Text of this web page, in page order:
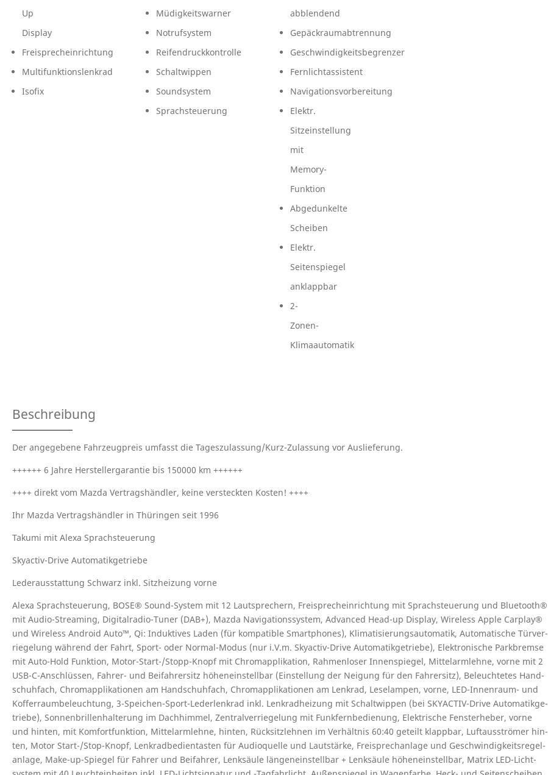
Up
Display
Freisprecheinrichtung
Multifunktionslenkrad
Isofix
Müdigkeitswarner
Notrufsystem
Reifendruckkontrolle
Schaltwippen
Soundsystem
Sprachsteuerung
abblendend
Gepäckraumabtrennung
Geschwindigkeitsbegrenzer
Fernlichtassistent
Navigationsvorbereitung
Elektr.
Sitzeinstellung
mit
Memory-
Funktion
Abgedunkelte
Scheiben
Elektr.
Seitenspiegel
anklappbar
2-
Zonen-
Klimaautomatik
Beschreibung
Der angegebene Fahrzeugpreis umfasst die Tageszulassung/Kurz-Zulassung vor Auslieferung.
++++++ 6 Jahre Herstellergarantie bis 150000 km ++++++
++++ direkt vom Mazda Vertragshändler, keine versteckten Kosten! ++++
Ihr Mazda Vertragshändler in Thüringen seit 1996
Takumi mit Alexa Sprachsteuerung
Skyactiv-Drive Automatikgetriebe
Lederausstattung Schwarz inkl. Sitzheizung vorne
Ale­xa Sprach­steue­rung, BOSE® Sound-Sys­tem mit 12 Laut­spre­chern, Frei­sprech­ein­rich­tung mit Sprach­steue­rung und Blue­tooth®
mit Au­dio-Strea­ming, Di­gi­tal­ra­dio-Tu­ner (DAB+), Mazda Na­vi­ga­ti­ons­sys­tem, Ad­van­ced Head-up Dis­play, Wireless Ap­ple Car­play®
und Wireless An­dro­id Auto™, Qi: In­duk­ti­ves La­den (für kom­pa­ti­ble Smart­pho­nes), Kli­ma­ti­sie­rungs­au­to­ma­tik, Au­to­ma­ti­sche Tür­ver­
rie­ge­lung wäh­rend der Fahrt, Sport- oder Nor­mal-Mo­dus (nur i.V.m. Sk­yac­tiv-Dri­ve Au­to­ma­tik­ge­trie­be), Elek­tro­ni­sche Park­brem­se
mit Auto-Hold Funk­ti­on, Mo­tor-Start-/Stopp-Knopf mit Chrom­ap­pli­ka­ti­on, Rah­men­lo­ser In­nen­spie­gel, Mit­tel­arm­leh­ne, vor­ne mit 2
USB-C-An­schlüs­sen, Fah­rer- und Bei­fah­rer­sitz hö­hen­ein­stell­bar (Ein­stel­lung der Nei­gung für den Fah­rer­sitz), Be­leuch­te­tes Hand­
schuh­fach, Chrom­ap­pli­ka­tio­nen am Hand­schuh­fach, Chrom­ap­pli­ka­tio­nen am Lenk­rad, Le­se­lam­pen, vor­ne, LED-In­nen­raum- und
Kof­fer­raum­be­leuch­tung, 3-Spei­chen-Sport-Le­der­lenk­rad inkl. Lenk­rad­hei­zung mit Schalt­wip­pen (bei SK­YAC­TIV-Dri­ve Au­to­ma­tik­ge­
trie­be), Son­nen­bril­len­hal­te­rung im Dach­him­mel, Zen­tral­ver­rie­ge­lung mit Funk­fern­be­die­nung, Elek­tri­sche Fens­ter­he­ber, vor­ne
und hin­ten, mit Kom­fort­funk­ti­on, Mit­tel­arm­leh­ne, hin­ten, Rück­sitz­leh­nen im Ver­hält­nis 60:40 ge­teilt klapp­bar, Luft­aus­strö­mer hin­
ten, Mo­tor Start-/Stop-Knopf, Lenk­rad­be­dien­tas­ten für Au­dio­qu­el­le und Laut­stär­ke, Frei­sprech­an­la­ge und Ge­schwin­dig­keits­re­gel­
an­la­ge, Make-up-Spie­gel für Fah­rer und Bei­fah­rer, Lenk­säu­le län­gen­ein­stell­bar + Lenk­säu­le hö­hen­ein­stell­bar, Ma­trix LED-Licht­